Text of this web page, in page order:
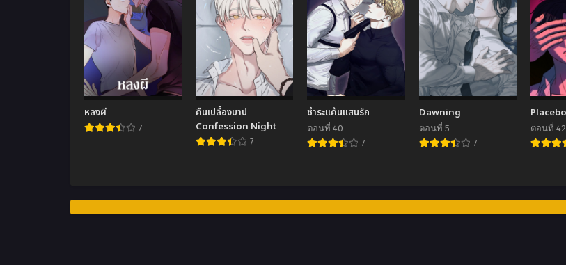
หลงผี
7
คืนเปลื้องบาป
Confession Night
7
ชำระแค้นแสนรัก
ตอนที่ 40
7
Dawning
ตอนที่ 5
7
ตอนที่